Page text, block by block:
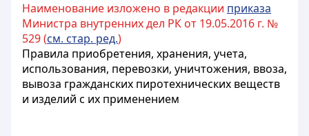
Наименование изложено в редакции приказа
Министра внутренних дел РК от 19.05.2016 г. №
529 (см. стар. ред.)
Правила приобретения, хранения, учета,
использования, перевозки, уничтожения, ввоза,
вывоза гражданских пиротехнических веществ
и изделий с их применением